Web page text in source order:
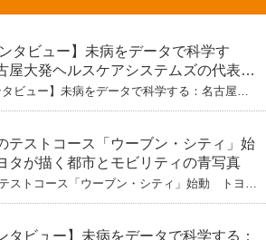
タビュー】未病をデータで科学す
屋大発ヘルスケアシステムズの代表取
・瀧本陽介 【下】「人生80年の暇つ
着実に：理系ニートが挑むヘルスケア
タビュー】未病をデータで科学する：名古屋大
ケア標準化と海外戦略
テストコース「ウーブン・シティ」始
が描く都市とモビリティの青写真
ストコース「ウーブン・シティ」始動 トヨタ
タビュー】未病をデータで科学する：